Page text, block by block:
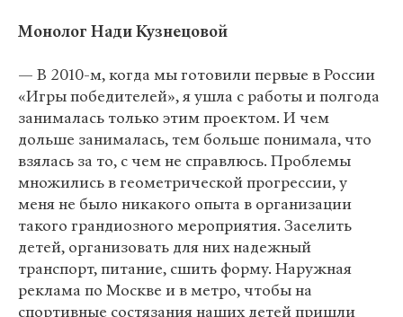
Монолог Нади Кузнецовой
— В 2010-м, когда мы готовили первые в России
«Игры победителей», я ушла с работы и полгода
занималась только этим проектом. И чем
дольше занималась, тем больше понимала, что
взялась за то, с чем не справлюсь. Проблемы
множились в геометрической прогрессии, у
меня не было никакого опыта в организации
такого грандиозного мероприятия. Заселить
детей, организовать для них надежный
транспорт, питание, сшить форму. Наружная
реклама по Москве и в метро, чтобы на
спортивные состязания наших детей пришли